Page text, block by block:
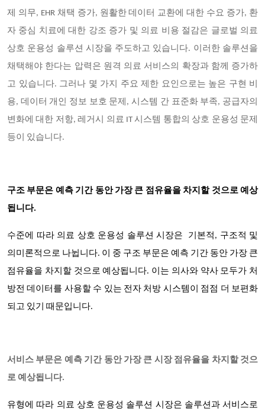
제 의무, EHR 채택 증가, 원활한 데이터 교환에 대한 수요 증가, 환
자 중심 치료에 대한 강조 증가 및 의료 비용 절감은 글로벌 의료
상호 운용성 솔루션 시장을 주도하고 있습니다. 이러한 솔루션을
채택해야 한다는 압력은 원격 의료 서비스의 확장과 함께 증가하
고 있습니다. 그러나 몇 가지 주요 제한 요인으로는 높은 구현 비
용, 데이터 개인 정보 보호 문제, 시스템 간 표준화 부족, 공급자의
변화에 대한 저항, 레거시 의료 IT 시스템 통합의 상호 운용성 문제
등이 있습니다.
구조 부문은 예측 기간 동안 가장 큰 점유율을 차지할 것으로 예상
됩니다.
수준에 따라 의료 상호 운용성 솔루션 시장은
기본적, 구조적 및
의미론적으로 나뉩니다. 이 중 구조 부문은 예측 기간 동안 가장 큰
점유율을 차지할 것으로 예상됩니다. 이는 의사와 약사 모두가 처
방전 데이터를 사용할 수 있는 전자 처방 시스템이 점점 더 보편화
되고 있기 때문입니다.
서비스 부문은 예측 기간 동안 가장 큰 시장 점유율을 차지할 것으
로 예상됩니다.
유형에 따라 의료 상호 운용성 솔루션 시장은 솔루션과 서비스로